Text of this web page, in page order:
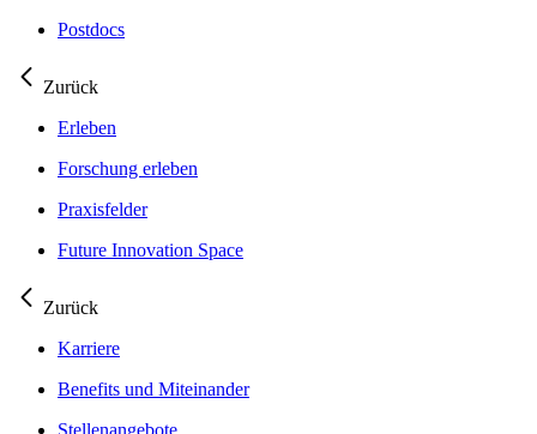
Postdocs
Zurück
Erleben
Forschung erleben
Praxisfelder
Future Innovation Space
Zurück
Karriere
Benefits und Miteinander
Stellenangebote